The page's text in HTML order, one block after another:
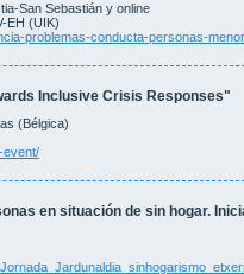
San Sebastián y online
EH (UIK)
problemas-conducta-personas-
Inclusive Crisis Responses"
(Bélgica)
event/
en situación de sin hogar.